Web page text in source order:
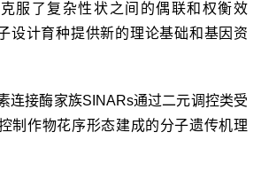
克服了复杂性状之间的偶联和权衡效
设计育种提供新的理论基础和基因资
连接酶家族SINARs通过二元调控类受
制作物花序形态建成的分子遗传机理